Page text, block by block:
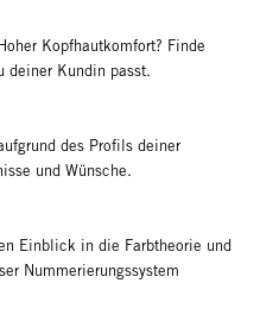
Kopfhautkomfort? Finde
deiner Kundin passt.
des Profils deiner
und Wünsche.
Einblick in die Farbtheorie und
Nummerierungssystem